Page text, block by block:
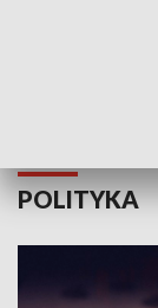
POLITYKA